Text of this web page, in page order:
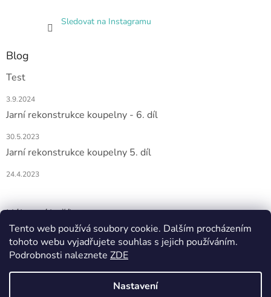
Tento web používá soubory cookie. Dalším procházením
tohoto webu vyjadřujete souhlas s jejich používáním.
Podrobnosti naleznete ZDE
Nastavení
Sledovat na Instagramu
Blog
Test
3.9.2024
Jarní rekonstrukce koupelny - 6. díl
30.5.2023
Jarní rekonstrukce koupelny 5. díl
24.4.2023
Nákupní košík
0KS /0 KČ
Vytvořil Shoptet